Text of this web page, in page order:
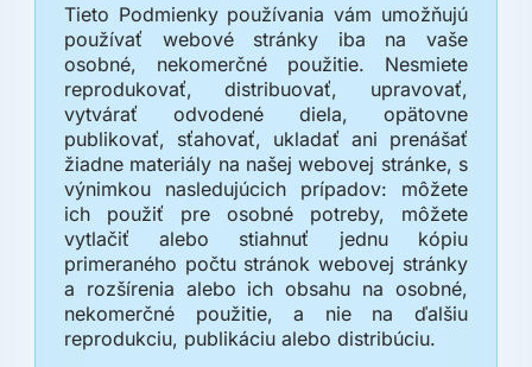
Tieto Podmienky používania vám umožňujú
používať webové stránky iba na vaše
osobné, nekomerčné použitie. Nesmiete
reprodukovať, distribuovať, upravovať,
vytvárať odvodené diela, opätovne
publikovať, sťahovať, ukladať ani prenášať
žiadne materiály na našej webovej stránke, s
výnimkou nasledujúcich prípadov: môžete
ich použiť pre osobné potreby, môžete
vytlačiť alebo stiahnuť jednu kópiu
primeraného počtu stránok webovej stránky
a rozšírenia alebo ich obsahu na osobné,
nekomerčné použitie, a nie na ďalšiu
reprodukciu, publikáciu alebo distribúciu.